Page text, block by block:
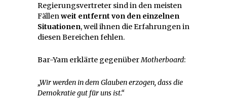
Regierungsvertreter sind in den meisten
Fällenweit entfernt von den einzelnen
Situationen, weil ihnen die Erfahrungen in
diesen Bereichen fehlen.
Bar-Yam erklärte gegenüberMotherboard:
„Wir werden in dem Glauben erzogen, dass die
Demokratie gut für uns ist.“